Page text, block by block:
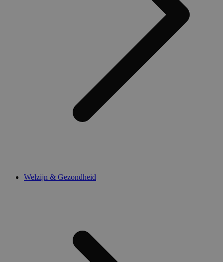
Welzijn & Gezondheid